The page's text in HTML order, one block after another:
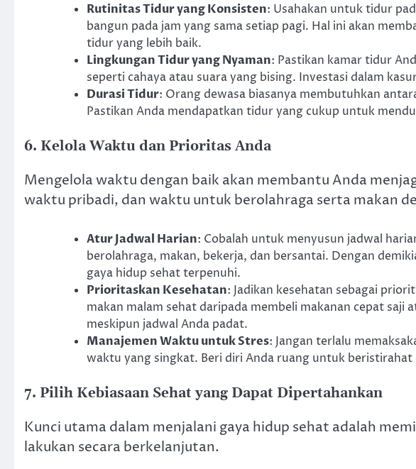
Rutinitas Tidur yang Konsisten: Usahakan untuk tidur
bangun pada jam yang sama setiap pagi. Hal ini akan
tidur yang lebih baik.
Lingkungan Tidur yang Nyaman: Pastikan kamar tidur
seperti cahaya atau suara yang bising. Investasi dalam
Durasi Tidur: Orang dewasa biasanya membutuhkan
Pastikan Anda mendapatkan tidur yang cukup untuk
6. Kelola Waktu dan Prioritas Anda
Mengelola waktu dengan baik akan membantu Anda
waktu pribadi, dan waktu untuk berolahraga serta makan
Atur Jadwal Harian: Cobalah untuk menyusun jadwal
berolahraga, makan, bekerja, dan bersantai. Dengan
gaya hidup sehat terpenuhi.
Prioritaskan Kesehatan: Jadikan kesehatan sebagai
makan malam sehat daripada membeli makanan cepat
meskipun jadwal Anda padat.
Manajemen Waktu untuk Stres: Jangan terlalu
waktu yang singkat. Beri diri Anda ruang untuk beristirahat
7. Pilih Kebiasaan Sehat yang Dapat Dipertahankan
Kunci utama dalam menjalani gaya hidup sehat adalah
lakukan secara berkelanjutan.